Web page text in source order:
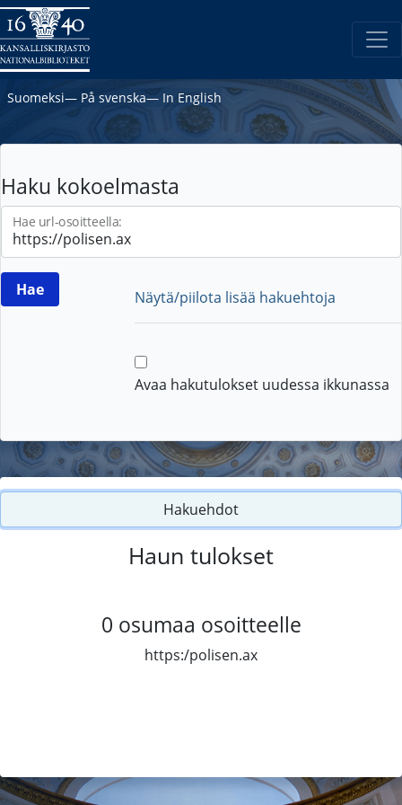
Suomeksi― På svenska― In English
Haku kokoelmasta
Hae url-osoitteella:
Näytä/piilota lisää hakuehtoja
Avaa hakutulokset uudessa ikkunassa
Hakuehdot
Haun tulokset
0 osumaa osoitteelle
https:/polisen.ax